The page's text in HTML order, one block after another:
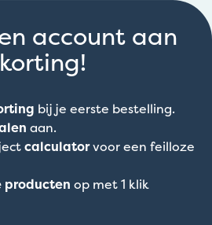
account aan
bij je eerste bestelling.
aan.
calculatorvoor een feilloze
op met 1 klik